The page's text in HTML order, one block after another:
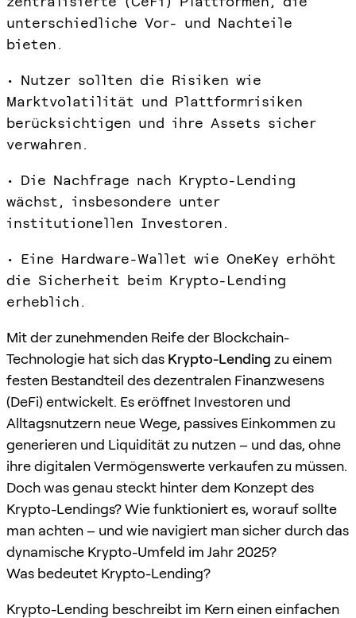
unterschiedliche Vor- und Nachteile
bieten.
• Nutzer sollten die Risiken wie
Marktvolatilität und Plattformrisiken
berücksichtigen und ihre Assets sicher
verwahren.
• Die Nachfrage nach Krypto-Lending
wächst, insbesondere unter
institutionellen Investoren.
• Eine Hardware-Wallet wie OneKey erhöht
die Sicherheit beim Krypto-Lending
erheblich.
Mit der zunehmenden Reife der Blockchain-
Technologie hat sich das Krypto-Lending zu einem
festen Bestandteil des dezentralen Finanzwesens
(DeFi) entwickelt. Es eröffnet Investoren und
Alltagsnutzern neue Wege, passives Einkommen zu
generieren und Liquidität zu nutzen – und das, ohne
ihre digitalen Vermögenswerte verkaufen zu müssen.
Doch was genau steckt hinter dem Konzept des
Krypto-Lendings? Wie funktioniert es, worauf sollte
man achten – und wie navigiert man sicher durch das
dynamische Krypto-Umfeld im Jahr 2025?
Was bedeutet Krypto-Lending?
Krypto-Lending beschreibt im Kern einen einfachen